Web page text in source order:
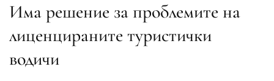
Има решение за проблемите на
лиценцираните туристички
водичи